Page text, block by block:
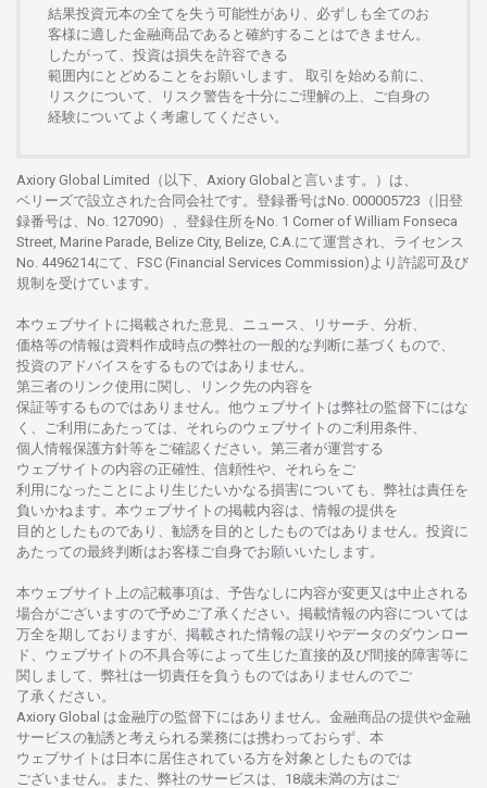
結果投資元本の全てを失う 可能性があり、 必ずしも全てのお
客様に適した金融商品であると 確約することはできません。
したがって、 投資は損失を許容できる
範囲内にとどめることをお願いします 。 取引を始める前に、
リスクについて、
リスク警告を十分に ご理解の 上、 ご自身の
経験について よく 考慮してください。
Axiory Global Limited（以下、Axiory Globalと言います。）は、
ベリーズで設立さ れた合同会社です。 登録番号はNo. 000005723（旧登
録番号は、No. 127090）、 登録住所をNo. 1 Corner of William Fonseca
Street, Marine Parade, Belize City, Belize, C.A.にて運営さ れ、 ライセンス
No. 4496214にて、FSC (Financial Services Commission)より 許認可及び
規制を受けています。
本ウェブサイトに掲載さ れた意見、ニュース、リサーチ、分析、
価格等の情報は資料作成時点の弊社の一般的な判断に基づくもので、
投資のアドバイスをするものではありません。
第三者の リンク使用に関し、 リンク先の内容を
保証等するものではありません。 他ウェブサイトは弊社の監督下にはな
く、
ご利用に あたっては、 それらのウェブサイトの ご利用条件、
個人情報保護方針等を ご確認ください。 第三者が運営する
ウェブサイトの内容の正確性、信頼性や、それらをご
利用になったことにより 生じたいかなる損害についても、 弊社は責任を
負いかね ます。 本ウェブサイトの掲載内容は、 情報の提供を
目的としたものであり、 勧誘を 目的としたものではありません。 投資に
あたっての最終判断はお客様ご自身でお願いいたします。
本ウェブサイト 上の記載事項は、 予告なしに 内容が変更又は中止さ れる
場合がございますので予めご了承ください。 掲載情報の内容については
万全を期しておりますが、 掲載さ れた情報の誤りやデータのダウンロー
ド、 ウェブサイトの不具合等に よって生じた 直接的及び間接的障害等に
関し まして、 弊社は一切責任を負うものではありませんのでご
了承ください。
Axiory Global は金融庁の監督下にはありません。 金融商品の提供や金融
サービスの勧誘と 考えられる業務には携わっておらず、 本
ウェブサイトは 日本に 居住さ れている方を対象としたものでは
ございません。
また、 弊社のサービスは、18歳未満の方は ご